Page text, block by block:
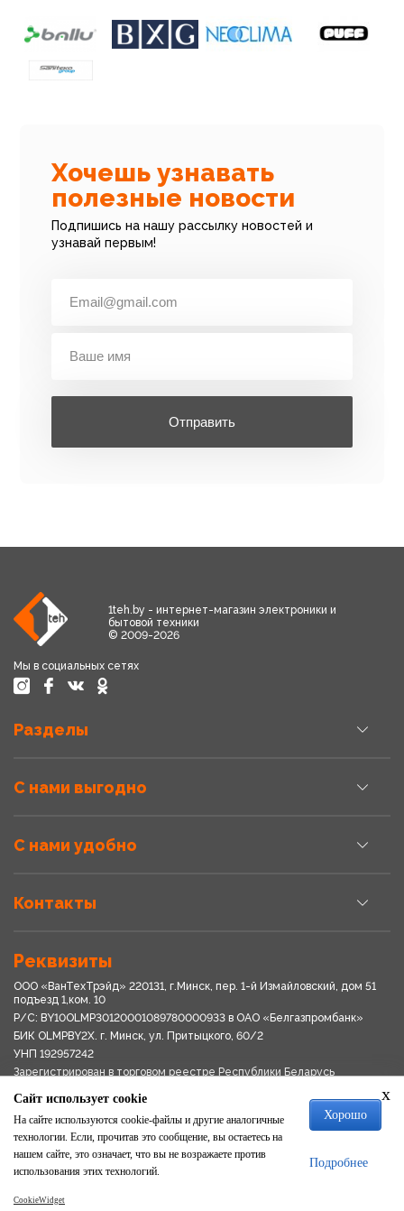
Хочешь узнавать
полезные новости
Подпишись на нашу рассылку новостей и
узнавай первым!
Отправить
1teh.by - интернет-магазин электроники и
бытовой техники
© 2009-2026
Мы в социальных сетях
Разделы
С нами выгодно
С нами удобно
Контакты
Реквизиты
ООО «ВанТехТрэйд» 220131, г.Минск, пер. 1-й Измайловский, дом 51
подъезд 1,ком. 10
Р/С: BY10OLMP30120001089780000933 в OАО «Белгазпромбанк»
БИК OLMPBY2X. г. Минск, ул. Притыцкого, 60/2
УНП 192957242
Зарегистрирован в торговом реестре Республики Беларусь
Свидетельство о регистрации № 192957242выдано 18.08.2017
Мингориспоплком
Политика обработки персональных данных
Положение о системе видеонаблюдения
Политика в отношении обработки файлов cookie
x
Сайт использует cookie
На сайте используются cookie-файлы и другие аналогичные
технологии. Если, прочитав это сообщение, вы остаетесь на
нашем сайте, это означает, что вы не возражаете против
использования этих технологий.
Хорошо
Подробнее
CookieWidget